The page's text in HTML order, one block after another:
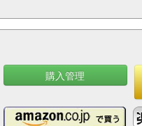
購入管理